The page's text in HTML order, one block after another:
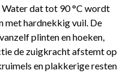
dat tot 90 °C wordt
met hardnekkig vuil. De
plinten en hoeken,
de zuigkracht afstemt op
en plakkerige resten